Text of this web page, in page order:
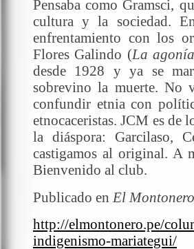
Pensaba como Gramsci,
cultura y la sociedad.
enfrentamiento con los
Flores Galindo (La
desde 1928 y ya se
sobrevino la muerte. No
confundir etnia con
etnocaceristas. JCM es de
la diáspora: Garcilaso,
castigamos al original. A
Bienvenido al club.
Publicado en El
http://elmontonero.pe/
indigenismo-mariategui/